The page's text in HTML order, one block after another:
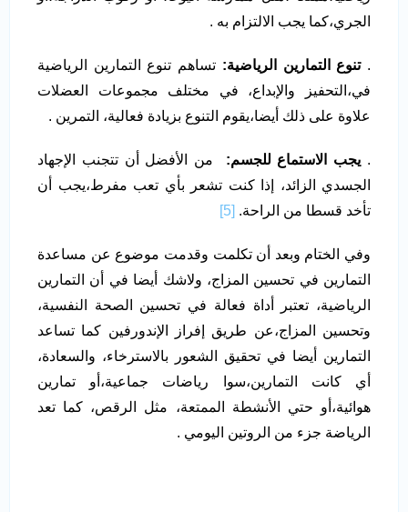
الجري،كما يجب الالتزام به .
.تنوع التمارين الرياضية: تساهم تنوع التمارين الرياضية
في،التحفيز والإبداع، في مختلف مجموعات العضلات
علاوة على ذلك أيضا،يقوم التنوع بزيادة فعالية، التمرين .
. يجب الاستماع للجسم: من الأفضل أن تتجنب الإجهاد
الجسدي الزائد، إذا كنت تشعر بأي تعب مفرط،يجب أن
تأخد قسطا من الراحة. [5]
وفي الختام وبعد أن تكلمت وقدمت موضوع عن مساعدة
التمارين في تحسين المزاج، ولاشك أيضا في أن التمارين
الرياضية، تعتبر أداة فعالة في تحسين الصحة النفسية،
وتحسين المزاج،عن طريق إفراز الإندورفين كما تساعد
التمارين أيضا في تحقيق الشعور بالاسترخاء، والسعادة،
أي كانت التمارين،سوا رياضات جماعية،أو تمارين
هوائية،أو حتي الأنشطة الممتعة، مثل الرقص، كما تعد
الرياضة جزء من الروتين اليومي .